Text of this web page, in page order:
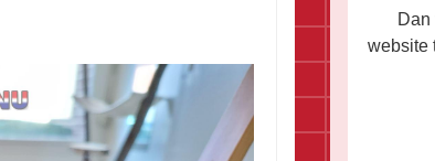
website